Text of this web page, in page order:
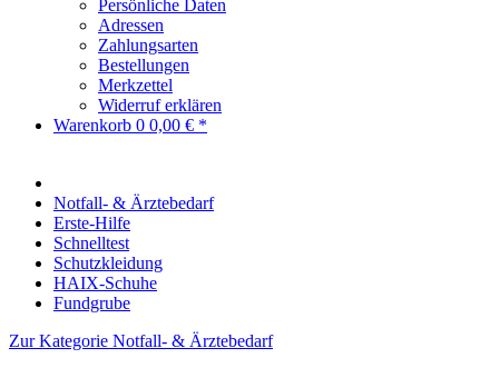
Persönliche Daten
Adressen
Zahlungsarten
Bestellungen
Merkzettel
Widerruf erklären
Warenkorb 0 0,00 € *
Notfall- & Ärztebedarf
Erste-Hilfe
Schnelltest
Schutzkleidung
HAIX-Schuhe
Fundgrube
Zur Kategorie Notfall- & Ärztebedarf